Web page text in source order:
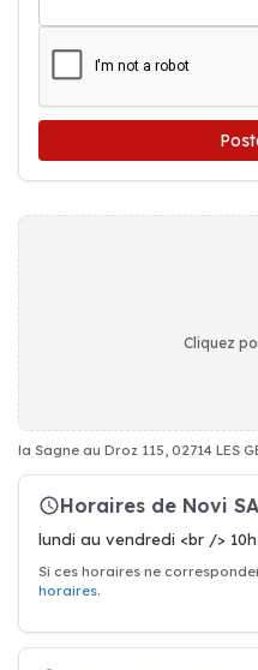
Cliquez
la Sagne au Droz 115, 02714 LES
Horaires de Novi SA
lundi au vendredi <br />
Si ces horaires ne
horaires.